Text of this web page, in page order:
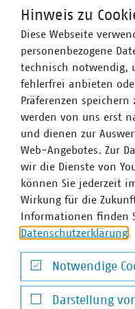
riesiges
dessen Aus- und
Thema
Kommunale
Kommunale
professionell, sind
und bieten gute
sowie berufliche
Hinweis zu
Diese Webseite
personenbezogene
technisch notwendig,
fehlerfrei anbieten
Präferenzen speichern
werden von uns erst
und dienen zur
Web-Angebotes. Zur
wir die Dienste von
können Sie jederzeit
Wirkung für die
Informationen finden
Datenschutzerklärung
Notwendige
Notwendige
Darstellung